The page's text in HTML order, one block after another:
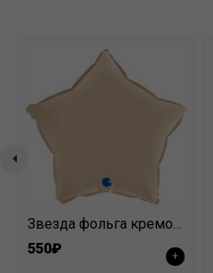
Звезда фольга кремовый
550₽
+